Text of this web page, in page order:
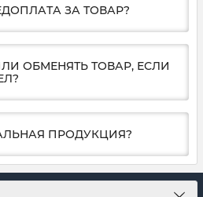
ЗА ТОВАР?
ОБМЕНЯТЬ ТОВАР, ЕСЛИ
ПРОДУКЦИЯ?